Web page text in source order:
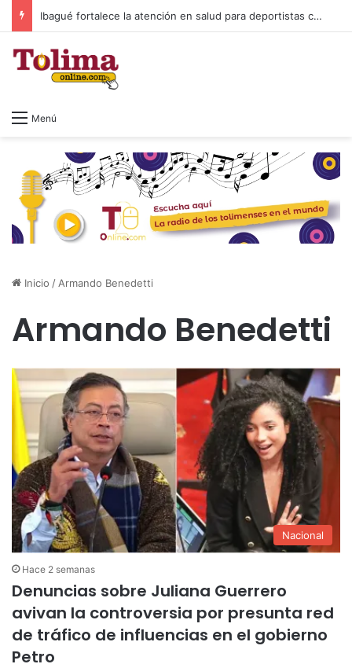
Ibagué fortalece la atención en salud para deportistas con nuevo espacio en el Parque Deportivo
Menú
Inicio / Armando Benedetti
Armando Benedetti
Nacional
Hace 2 semanas
Denuncias sobre Juliana Guerrero
avivan la controversia por presunta red
de tráfico de influencias en el gobierno
Petro